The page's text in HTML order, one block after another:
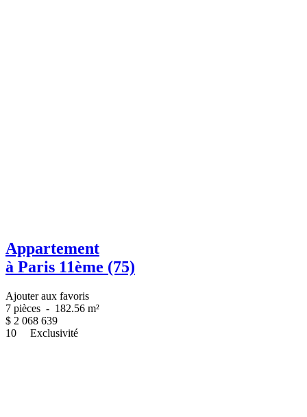
Appartement
à Paris 11ème (75)
Ajouter aux favoris
7 pièces - 182.56 m²
$ 2 068 639
10
Exclusivité